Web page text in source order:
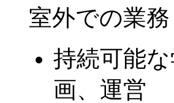
室外での業務
持続可能
画、運営